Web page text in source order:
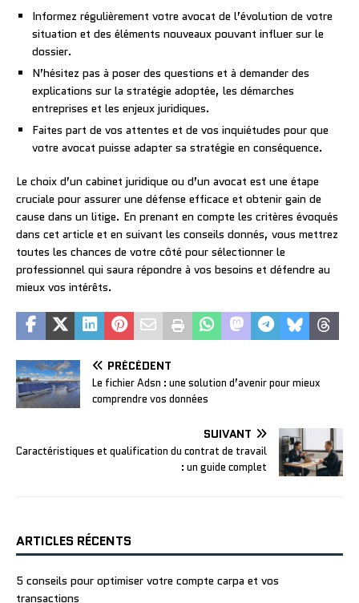
Informez régulièrement votre avocat de l’évolution de votre
situation et des éléments nouveaux pouvant influer sur le
dossier.
N’hésitez pas à poser des questions et à demander des
explications sur la stratégie adoptée, les démarches
entreprises et les enjeux juridiques.
Faites part de vos attentes et de vos inquiétudes pour que
votre avocat puisse adapter sa stratégie en conséquence.
Le choix d’un cabinet juridique ou d’un avocat est une étape
cruciale pour assurer une défense efficace et obtenir gain de
cause dans un litige. En prenant en compte les critères évoqués
dans cet article et en suivant les conseils donnés, vous mettrez
toutes les chances de votre côté pour sélectionner le
professionnel qui saura répondre à vos besoins et défendre au
mieux vos intérêts.
PRÉCÉDENT
Le fichier Adsn : une solution d’avenir pour mieux
comprendre vos données
SUIVANT
Caractéristiques et qualification du contrat de travail
: un guide complet
ARTICLES RÉCENTS
5 conseils pour optimiser votre compte carpa et vos
transactions